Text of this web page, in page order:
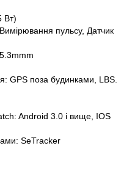
Вт)
пульсу, Датчик
GPS поза будинками, LBS.
Android 3.0 і вище, IOS
SeTracker